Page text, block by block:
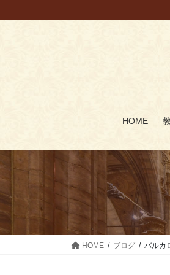
ン
ビ
HOME
HOME ブログ バルカ